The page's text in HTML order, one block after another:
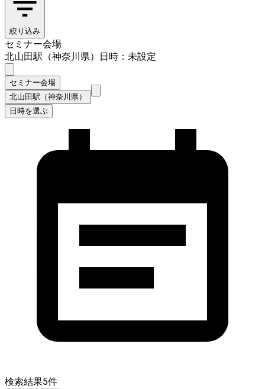
絞り込み
セミナー会場
北山田駅（神奈川県）
日時：未設定
セミナー会場
北山田駅（神奈川県）
日時を選ぶ
検索結果5件